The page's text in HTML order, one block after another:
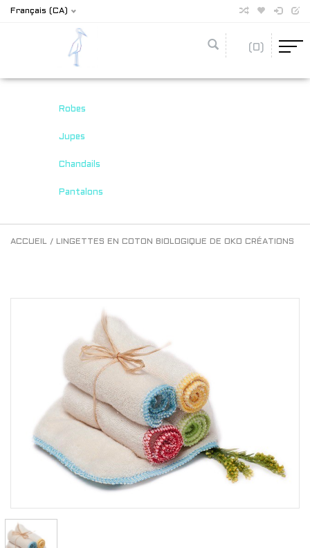
Français (CA)
(0)
Robes
Jupes
Chandails
Pantalons
ACCUEIL / LINGETTES EN COTON BIOLOGIQUE DE OKO CRÉATIONS